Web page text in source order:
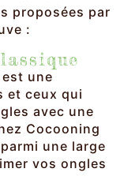
proposées par
:
une
et ceux qui
avec une
Cocooning
une large
vos ongles